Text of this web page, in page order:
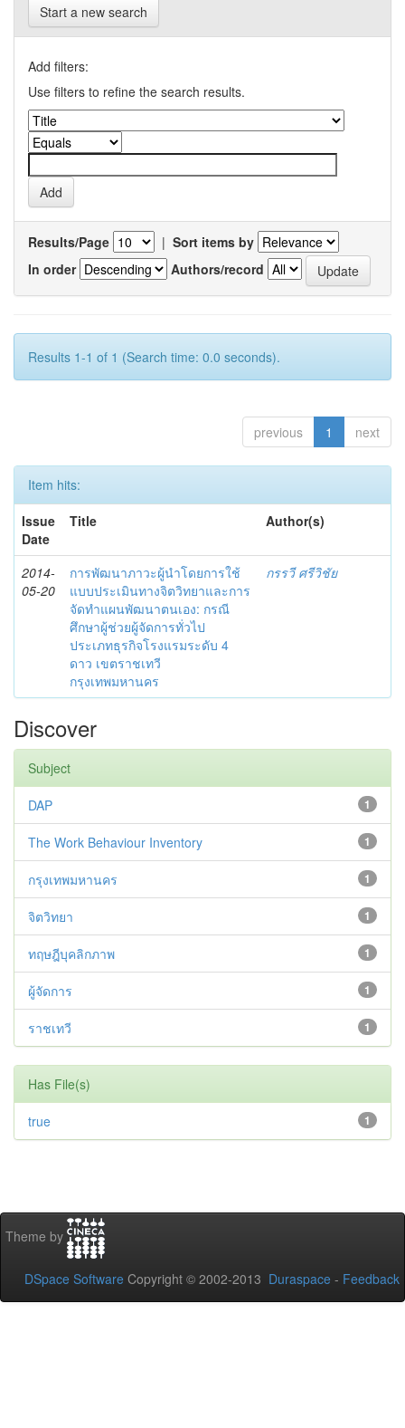
Start a new search
Add filters:
Use filters to refine the search results.
Results/Page | Sort items by
In order
Authors/record
Results 1-1 of 1 (Search time: 0.0 seconds).
previous 1 next
Item hits:
Issue
Date
Title Author(s)
2014-
05-20
การพัฒนาภาวะผู้นำโดยการใช้
แบบประเมินทางจิตวิทยาและการ
จัดทำแผนพัฒนาตนเอง: กรณี
ศึกษาผู้ช่วยผู้จัดการทั่วไป
ประเภทธุรกิจโรงแรมระดับ 4
ดาว เขตราชเทวี
กรุงเทพมหานคร
กรรวี ศรีวิชัย
Discover
Subject
1
DAP
1
The Work Behaviour Inventory
1
กรุงเทพมหานคร
1
จิตวิทยา
1
ทฤษฎีบุคลิกภาพ
1
ผู้จัดการ
1
ราชเทวี
Has File(s)
1
true
Theme by
DSpace Software Copyright © 2002-2013 Duraspace - Feedback